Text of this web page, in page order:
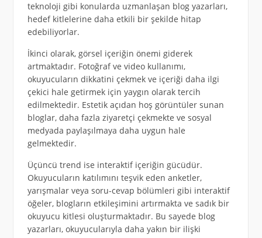
teknoloji gibi konularda uzmanlaşan blog yazarları,
hedef kitlelerine daha etkili bir şekilde hitap
edebiliyorlar.
İkinci olarak, görsel içeriğin önemi giderek
artmaktadır. Fotoğraf ve video kullanımı,
okuyucuların dikkatini çekmek ve içeriği daha ilgi
çekici hale getirmek için yaygın olarak tercih
edilmektedir. Estetik açıdan hoş görüntüler sunan
bloglar, daha fazla ziyaretçi çekmekte ve sosyal
medyada paylaşılmaya daha uygun hale
gelmektedir.
Üçüncü trend ise interaktif içeriğin gücüdür.
Okuyucuların katılımını teşvik eden anketler,
yarışmalar veya soru-cevap bölümleri gibi interaktif
öğeler, blogların etkileşimini artırmakta ve sadık bir
okuyucu kitlesi oluşturmaktadır. Bu sayede blog
yazarları, okuyucularıyla daha yakın bir ilişki